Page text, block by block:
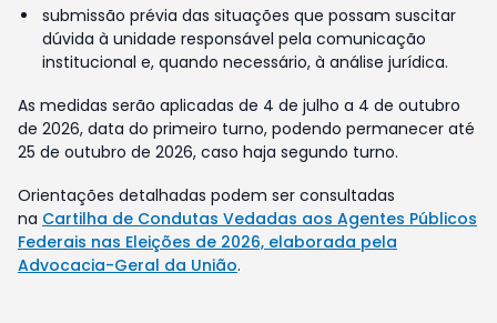
submissão prévia das situações que possam suscitar
dúvida à unidade responsável pela comunicação
institucional e, quando necessário, à análise jurídica.
As medidas serão aplicadas de 4 de julho a 4 de outubro
de 2026, data do primeiro turno, podendo permanecer até
25 de outubro de 2026, caso haja segundo turno.
Orientações detalhadas podem ser consultadas
na Cartilha de Condutas Vedadas aos Agentes Públicos
Federais nas Eleições de 2026, elaborada pela
Advocacia-Geral da União.